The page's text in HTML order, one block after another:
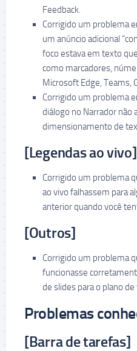
Feedback.
Corrigido um problema
um anúncio adicional
foco estava em texto
como marcadores,
Microsoft Edge, Teams,
Corrigido um problema
diálogo no Narrador não
dimensionamento de
[Legendas ao vivo]
Corrigido um problema
ao vivo falhassem para
anterior quando você
[Outros]
Corrigido um problema
funcionasse
de slides para o plano
Problemas
[Barra de tarefas]